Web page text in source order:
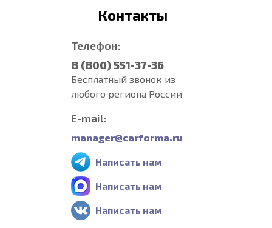
Контакты
Телефон:
8 (800) 551-37-36
Бесплатный звонок из
любого региона России
E-mail:
manager@carforma.ru
Написать нам
Написать нам
Написать нам